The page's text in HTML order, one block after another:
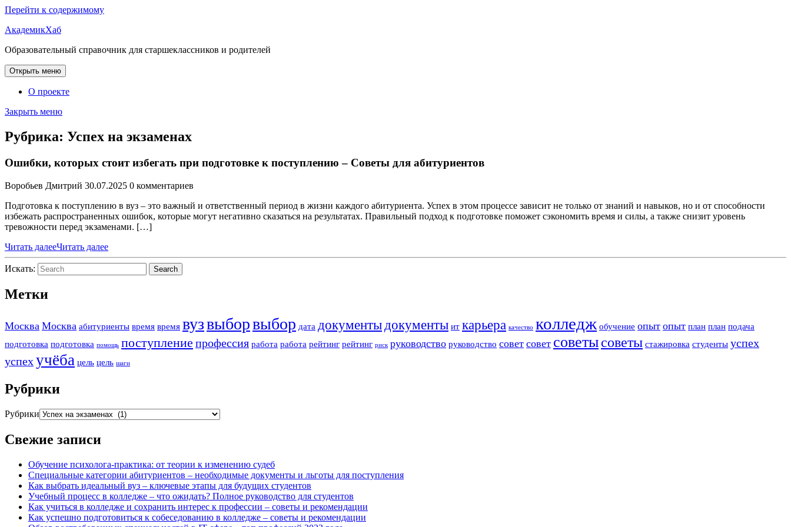
Перейти к содержимому
АкадемикХаб
Образовательный справочник для старшеклассников и родителей
Открыть меню
О проекте
Закрыть меню
Рубрика: Успех на экзаменах
Ошибки, которых стоит избегать при подготовке к поступлению – Советы для абитуриентов
Воробьев Дмитрий 30.07.2025 0 комментариев
Подготовка к поступлению в вуз – это важный и ответственный период в жизни каждого абитуриента. Успех в этом процессе зависит не только от знаний и навыков, но и от способности
избежать распространенных ошибок, которые могут негативно сказаться на результатах. Правильный подход к подготовке поможет сэкономить время и силы, а также снизит уровень
тревожности перед экзаменами. […]
Читать далееЧитать далее
Искать: Search
Метки
Москва Москва абитуриенты время время вузвыборвыбор дата документыдокументы ит карьера качество колледж обучение опыт опыт план план подача
подготовка подготовка помощь поступление профессия работа работа рейтинг рейтинг риск руководство руководство совет совет советысоветы стажировка студенты успех
успехучёба цель цель шаги
Рубрики
Рубрики
Свежие записи
Обучение психолога-практика: от теории к изменению судеб
Специальные категории абитуриентов – необходимые документы и льготы для поступления
Как выбрать идеальный вуз – ключевые этапы для будущих студентов
Учебный процесс в колледже – что ожидать? Полное руководство для студентов
Как учиться в колледже и сохранить интерес к профессии – советы и рекомендации
Как успешно подготовиться к собеседованию в колледже – советы и рекомендации